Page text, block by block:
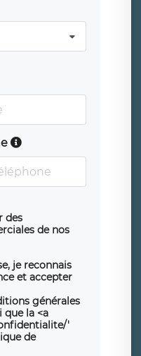
des
de nos
je reconnais
et accepter
générales
que la <a
'
de